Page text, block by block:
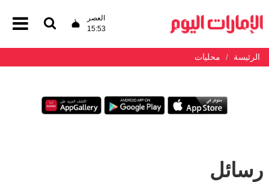
العصر
15:53
الرئيسة محليات
رسائل